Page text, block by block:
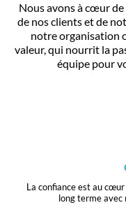
Nous avons à cœur
de nos clients et de
notre organisation
valeur, qui nourrit la
équipe pour
La confiance est au
long terme avec